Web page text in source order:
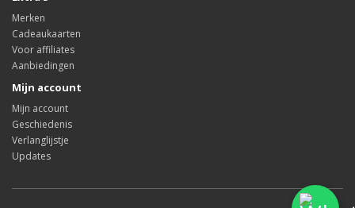
Merken
Cadeaukaarten
Voor affiliates
Aanbiedingen
Mijn account
Mijn account
Geschiedenis
Verlanglijstje
Updates